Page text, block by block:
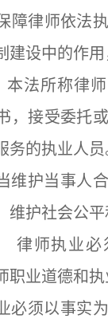
障律师依法
建设中的作用
所称律师
，接受委托
务的执业人员
护当事人合
维护社会公平
师执业必
职业道德和执
须以事实为